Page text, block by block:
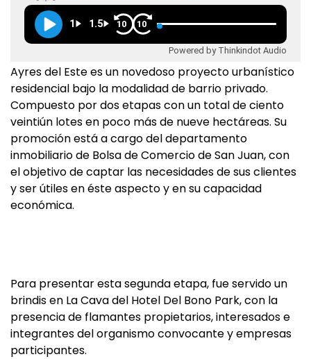
1 1.5 10 10
Powered by Thinkindot Audio
Ayres del Este es un novedoso proyecto urbanístico
residencial bajo la modalidad de barrio privado.
Compuesto por dos etapas con un total de ciento
veintiún lotes en poco más de nueve hectáreas. Su
promoción está a cargo del departamento
inmobiliario de Bolsa de Comercio de San Juan, con
el objetivo de captar las necesidades de sus clientes
y ser útiles en éste aspecto y en su capacidad
económica.
Para presentar esta segunda etapa, fue servido un
brindis en La Cava del Hotel Del Bono Park, con la
presencia de flamantes propietarios, interesados e
integrantes del organismo convocante y empresas
participantes.